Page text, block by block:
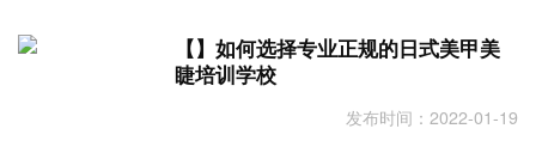
【】如何选择专业正规的日式美甲美
睫培训学校
发布时间：2022-01-19